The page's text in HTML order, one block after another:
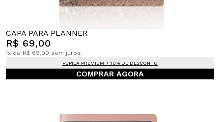
CAPA PARA PLANNER
R$ 69,00
1x de R$ 69,00 sem juros.
PUPILA PREMIUM + 10% DE DESCONTO
COMPRAR AGORA